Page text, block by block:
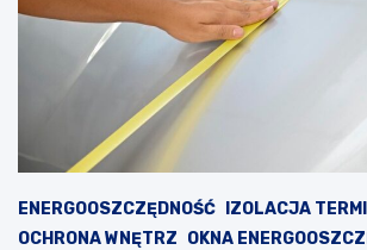
ENERGOOSZCZĘDNOŚĆ
IZOLACJA
OCHRONA WNĘTRZ OKNA